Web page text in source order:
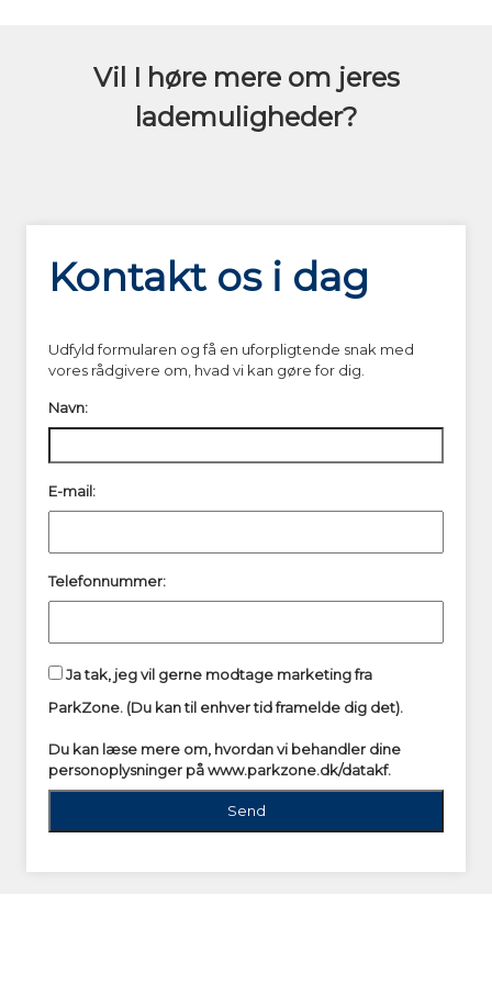
Vil I høre mere om jeres
lademuligheder?
Kontakt os i dag
Udfyld formularen og få en uforpligtende snak med
vores rådgivere om, hvad vi kan gøre for dig.
Navn:
E-mail:
Telefonnummer:
Ja tak, jeg vil gerne modtage marketing fra
ParkZone. (Du kan til enhver tid framelde dig det).
Du kan læse mere om, hvordan vi behandler dine
personoplysninger påwww.parkzone.dk/datakf.